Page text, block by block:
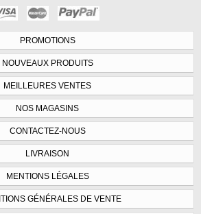
PROMOTIONS
NOUVEAUX PRODUITS
MEILLEURES VENTES
NOS MAGASINS
CONTACTEZ-NOUS
LIVRAISON
MENTIONS LÉGALES
GÉNÉRALES DE VENTE